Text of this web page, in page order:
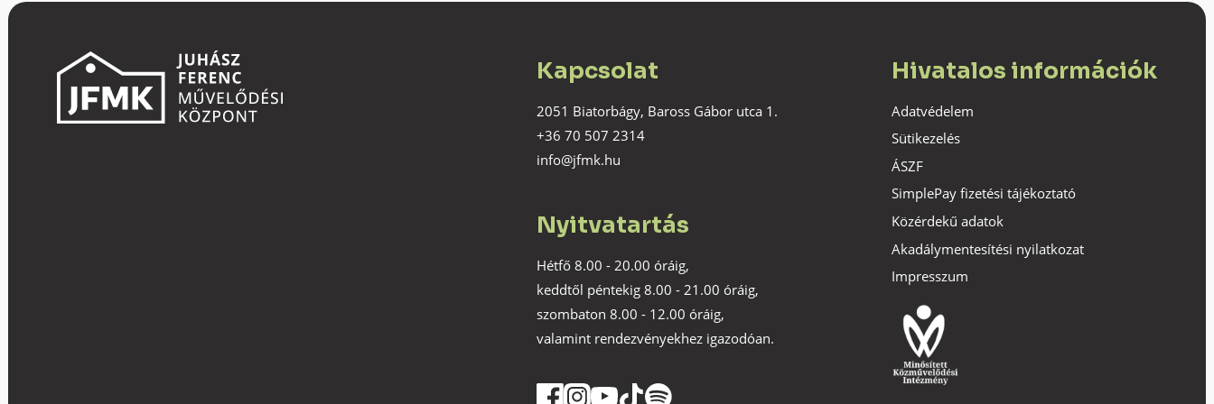
Kapcsolat
2051 Biatorbágy, Baross Gábor utca 1.
+36 70 507 2314
info@jfmk.hu
Nyitvatartás
Hétfő 8.00 - 20.00 óráig,
keddtől péntekig 8.00 - 21.00 óráig,
szombaton 8.00 - 12.00 óráig,
valamint rendezvényekhez igazodóan.
Hivatalos információk
Adatvédelem
Sütikezelés
ÁSZF
SimplePay fizetési tájékoztató
Közérdekű adatok
Akadálymentesítési nyilatkozat
Impresszum